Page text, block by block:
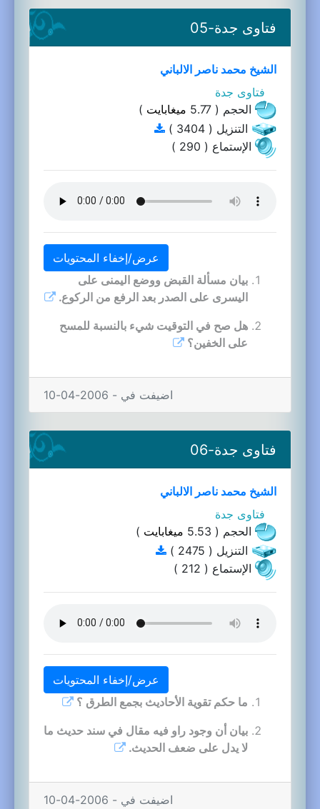
فتاوى جدة-05
الشيخ محمد ناصر الالباني
فتاوى جدة
الحجم ( 5.77
ميغابايت )
التنزيل ( 3404 )
الإستماع ( 290 )
عرض/إخفاء المحتويات
بيان مسألة القبض ووضع اليمنى على
اليسرى على الصدر بعد الرفع من الركوع.
هل صح في التوقيت شيء بالنسبة للمسح
على الخفين؟
اضيفت في - 2006-04-10
فتاوى جدة-06
الشيخ محمد ناصر الالباني
فتاوى جدة
الحجم ( 5.53
ميغابايت )
التنزيل ( 2475 )
الإستماع ( 212 )
عرض/إخفاء المحتويات
ما حكم تقوية الأحاديث بجمع الطرق ؟
بيان أن وجود راو فيه مقال في سند حديث ما
لا يدل على ضعف الحديث.
اضيفت في - 2006-04-10